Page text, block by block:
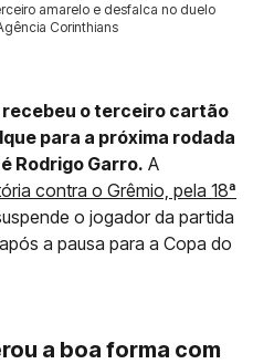
amarelo e desfalca no duelo
Corinthians
recebeu o terceiro cartão
para a próxima rodada
Rodrigo Garro. A
contra o Grêmio, pela 18ª
o jogador da partida
a pausa para a Copa do
a boa forma com